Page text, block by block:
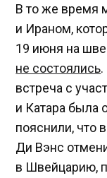
В то же время
и Ираном,
19 июня на
не состоялись
встреча с
и Катара была
пояснили, что
Ди Вэнс
в Швейцарию,